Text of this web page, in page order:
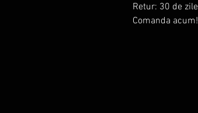
Retur: 30 de zile
Comanda acum!